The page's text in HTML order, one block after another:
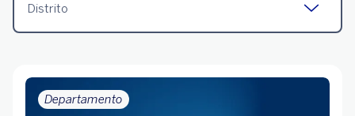
Distrito
Departamento